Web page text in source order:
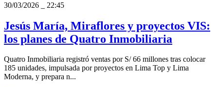
30/03/2026
22:45
Jesús María, Miraflores y proyectos VIS:
los planes de Quatro Inmobiliaria
Quatro Inmobiliaria registró ventas por S/ 66 millones tras colocar
185 unidades, impulsada por proyectos en Lima Top y Lima
Moderna, y prepara n...